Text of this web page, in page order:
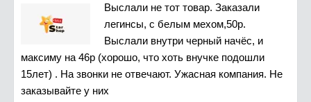
Выслали не тот товар. Заказали
легинсы, с белым мехом,50р.
Выслали внутри черный начёс, и
максиму на 46р (хорошо, что хоть внучке подошли
15лет) . На звонки не отвечают. Ужасная компания. Не
заказывайте у них